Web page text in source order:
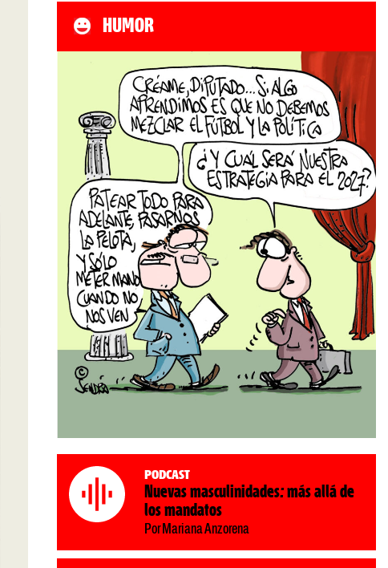
HUMOR
Podcast
Nuevas masculinidades: más allá de
los mandatos
Por Mariana Anzorena